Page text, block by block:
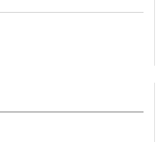
un bracelet 16 mm.
cuir, plastique ou
pour 23 mm de
noire. La boucle